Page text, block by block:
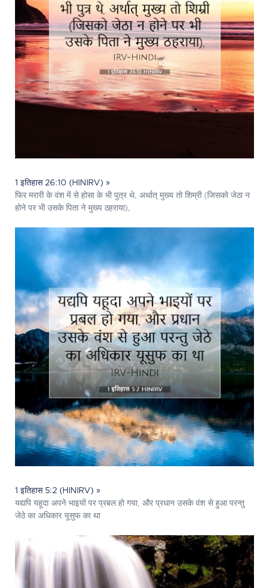
1 इतिहास 26:10 (HINIRV) »
फिर मरारी के वंश में से होसा के भी पुत्र थे, अर्थात् मुख्य तो शिम्री (जिसको जेठा न
होने पर भी उसके पिता ने मुख्य ठहराया),
1 इतिहास 5:2 (HINIRV) »
यद्यपि यहूदा अपने भाइयों पर प्रबल हो गया, और प्रधान उसके वंश से हुआ परन्तु
जेठे का अधिकार यूसुफ का था